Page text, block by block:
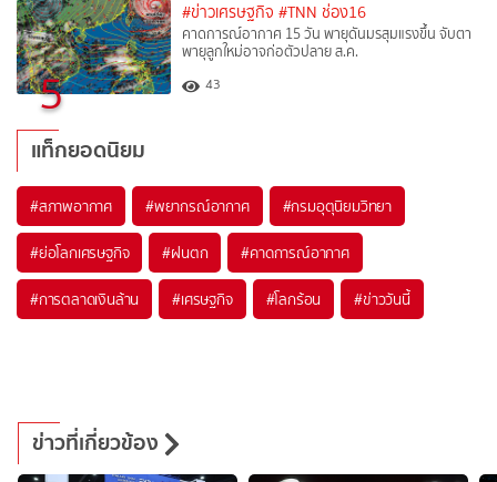
5
#ข่าวเศรษฐกิจ #TNN ช่อง16
คาดการณ์อากาศ 15 วัน พายุดันมรสุมแรงขึ้น จับตา
พายุลูกใหม่อาจก่อตัวปลาย ส.ค.
43
แท็กยอดนิยม
#สภาพอากาศ #พยากรณ์อากาศ #กรมอุตุนิยมวิทยา
#ย่อโลกเศรษฐกิจ #ฝนตก #คาดการณ์อากาศ
#การตลาดเงินล้าน #เศรษฐกิจ #โลกร้อน #ข่าววันนี้
ข่าวที่เกี่ยวข้อง